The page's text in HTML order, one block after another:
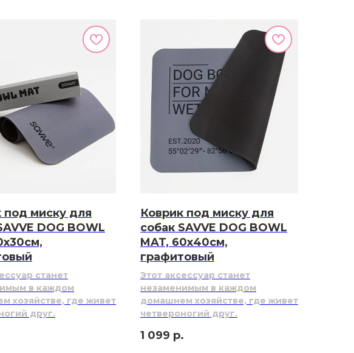
под миску для
DOG BOWL
станет
в каждом
хозяйстве, где живет
друг.
Коврик под миску для
собак SAVVE DOG BOWL
MAT, 60х40см,
графитовый
Этот аксессуар станет
незаменимым в каждом
домашнем хозяйстве, где живет
четвероногий друг.
1 099 р.